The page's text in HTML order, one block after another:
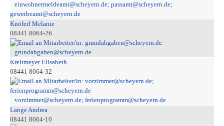
einwohnermeldeamt@scheyern.de; passamt@scheyern.de;
gewerbeamt@scheyern.de
Knöferl Melanie
08441 8064-26
grundabgaben@scheyern.de
Kreitmeyer Elisabeth
08441 8064-32
vorzimmer@scheyern.de; ferienprogramm@scheyern.de
Lange Andrea
08441 8064-10